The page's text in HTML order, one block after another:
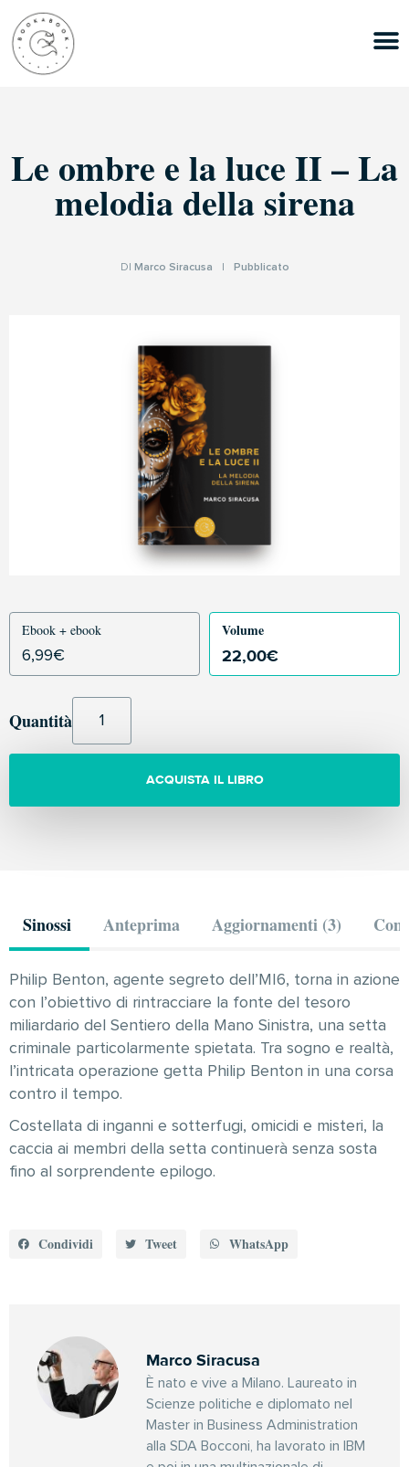
Le ombre e la luce II – La
melodia della sirena
DI Marco Siracusa Pubblicato
Ebook + ebook
6,99€
Volume
22,00€
Quantità
ACQUISTA IL LIBRO
Sinossi Anteprima Aggiornamenti (3)
Philip Benton, agente segreto dell’MI6, torna in azione
con l’obiettivo di rintracciare la fonte del tesoro
miliardario del Sentiero della Mano Sinistra, una setta
criminale particolarmente spietata. Tra sogno e realtà,
l’intricata operazione getta Philip Benton in una corsa
contro il tempo.
Costellata di inganni e sotterfugi, omicidi e misteri, la
caccia ai membri della setta continuerà senza sosta
fino al sorprendente epilogo.
Condividi Tweet WhatsApp
Marco Siracusa
È nato e vive a Milano. Laureato in
Scienze politiche e diplomato nel
Master in Business Administration
alla SDA Bocconi, ha lavorato in IBM